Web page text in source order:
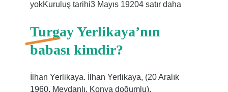
yokKuruluş tarihi3 Mayıs 19204 satır daha
Turgay Yerlikaya’nın
babası kimdir?
İlhan Yerlikaya. İlhan Yerlikaya, (20 Aralık
1960, Meydanlı, Konya doğumlu),